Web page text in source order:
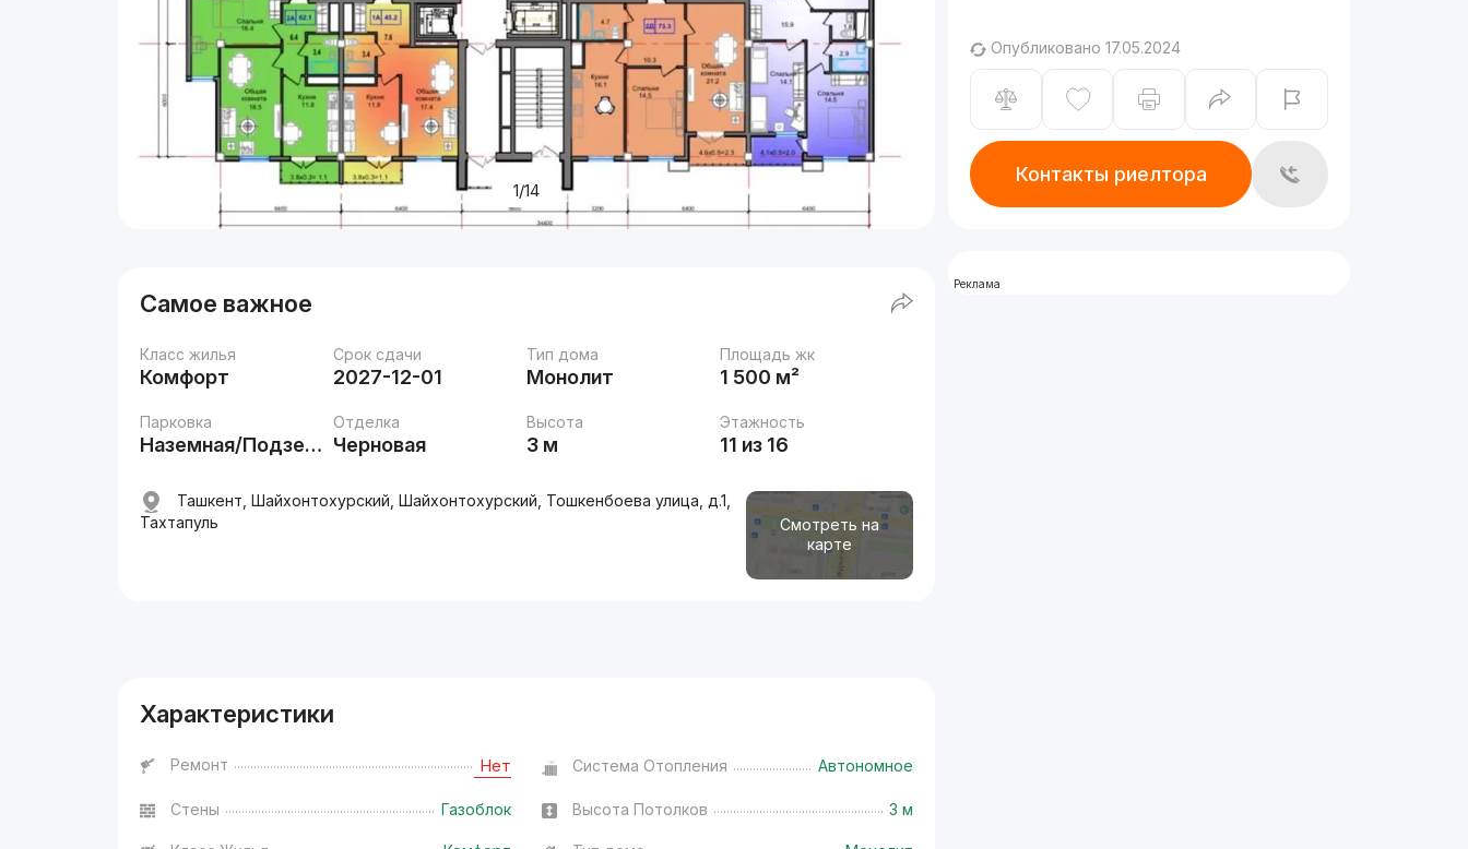
1/14
Самое важное
Класс жилья
Комфорт
Срок сдачи
2027-12-01
Тип дома
Монолит
Площадь жк
1 500 м²
Парковка
Наземная/Подземная
Отделка
Черновая
Высота
3 м
Этажность
11 из 16
Смотреть на
карте
Ташкент, Шайхонтохурский, Шайхонтохурский, Тошкенбоева улица, д.1,
Тахтапуль
Характеристики
Ремонт Нет Система Отопления Автономное
Стены Газоблок Высота Потолков 3 м
Опубликовано 17.05.2024
Контакты риелтора
Реклама